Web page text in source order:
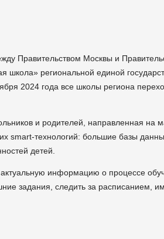
Правительством Москвы и
школа» региональной единой
2024 года все школы региона
и родителей, направленная на
smart-технологий: большие базы
детей.
информацию о процессе
задания, следить за расписанием,